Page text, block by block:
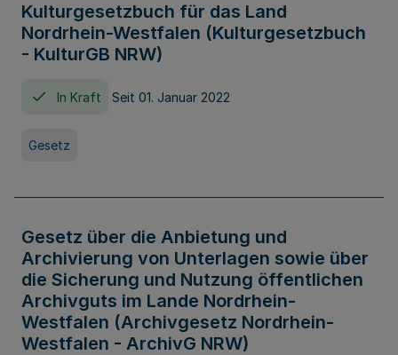
Kulturgesetzbuch für das Land
Nordrhein-Westfalen (Kulturgesetzbuch
- KulturGB NRW)
In Kraft Seit 01. Januar 2022
Gesetz
Gesetz über die Anbietung und
Archivierung von Unterlagen sowie über
die Sicherung und Nutzung öffentlichen
Archivguts im Lande Nordrhein-
Westfalen (Archivgesetz Nordrhein-
Westfalen - ArchivG NRW)